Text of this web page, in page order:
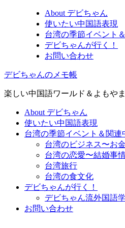
About デビちゃん
使いたい中国語表現
台湾の季節イベント
デビちゃんが行く！
お問い合わせ
デビちゃんのメモ帳
楽しい中国語ワールド＆よもや
About デビちゃん
使いたい中国語表現
台湾の季節イベント＆関連
台湾のビジネス〜お
台湾の恋愛〜結婚事
台湾旅行
台湾の食文化
デビちゃんが行く！
デビちゃん流外国語
お問い合わせ